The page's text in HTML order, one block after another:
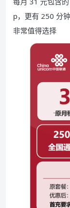
p，更有 250 分
非常值得选择